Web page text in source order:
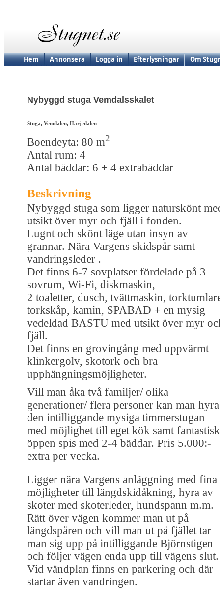
Hem Annonsera Logga in Efterlysningar Om
Nybyggd stuga Vemdalsskalet
Stuga, Vemdalen, Härjedalen
Boendeyta: 80 m2
Antal rum: 4
Antal bäddar: 6 + 4 extrabäddar
Beskrivning
Nybyggd stuga som ligger naturskönt
utsikt över myr och fjäll i fonden.
Lugnt och skönt läge utan insyn av
grannar. Nära Vargens skidspår samt
vandringsleder .
Det finns 6-7 sovplatser fördelade på 3
sovrum, Wi-Fi, diskmaskin,
2 toaletter, dusch, tvättmaskin,
torkskåp, kamin, SPABAD + en mysig
vedeldad BASTU med utsikt över myr
fjäll.
Det finns en grovingång med uppvärmt
klinkergolv, skotork och bra
upphängningsmöjligheter.
Vill man åka två familjer/ olika
generationer/ flera personer kan man hyra
den intilliggande mysiga timmerstugan
med möjlighet till eget kök samt fantastisk
öppen spis med 2-4 bäddar. Pris 5.000:-
extra per vecka.
Ligger nära Vargens anläggning med fina
möjligheter till längdskidåkning, hyra av
skoter med skoterleder, hundspann m.m.
Rätt över vägen kommer man ut på
längdspåren och vill man ut på fjället tar
man sig upp på intilliggande Björnstigen
och följer vägen enda upp till vägens slut.
Vid vändplan finns en parkering och där
startar även vandringen.